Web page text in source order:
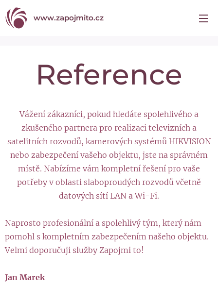
www.zapojmito.cz
Reference
Vážení zákazníci, pokud hledáte spolehlivého a
zkušeného partnera pro realizaci televizních a
satelitních rozvodů, kamerových systémů HIKVISION
nebo zabezpečení vašeho objektu, jste na správném
místě. Nabízíme vám kompletní řešení pro vaše
potřeby v oblasti slaboproudých rozvodů včetně
datových sítí LAN a Wi-Fi.
Naprosto profesionální a spolehlivý tým, který nám
pomohl s kompletním zabezpečením našeho objektu.
Velmi doporučuji služby Zapojmi to!
Jan Marek